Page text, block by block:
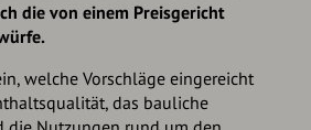
die von einem Preisgericht
welche Vorschläge eingereicht
das bauliche